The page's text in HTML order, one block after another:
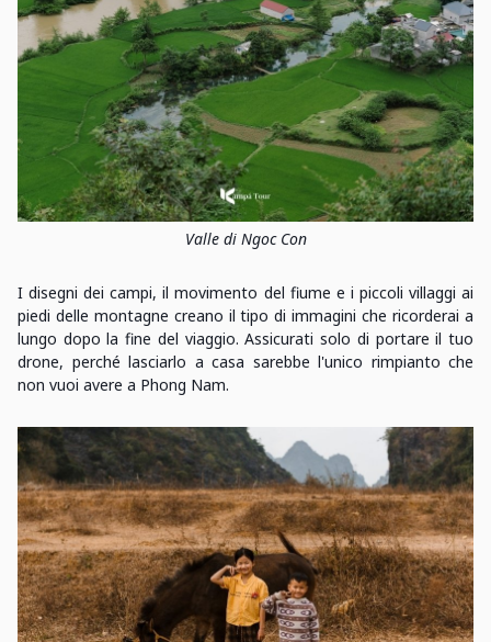
Valle di Ngoc Con
I disegni dei campi, il movimento del fiume e i piccoli villaggi ai
piedi delle montagne creano il tipo di immagini che ricorderai a
lungo dopo la fine del viaggio. Assicurati solo di portare il tuo
drone, perché lasciarlo a casa sarebbe l'unico rimpianto che
non vuoi avere a Phong Nam.